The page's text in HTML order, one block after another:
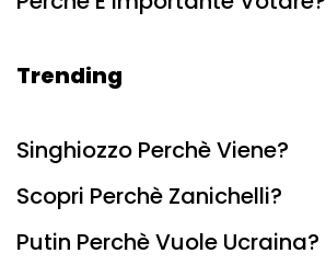
Trending
Singhiozzo Perchè Viene?
Scopri Perchè Zanichelli?
Putin Perchè Vuole Ucraina?